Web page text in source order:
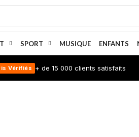
SPORT MUSIQUE ENFANTS
Vérifiés + de 15 000 clients satisfaits